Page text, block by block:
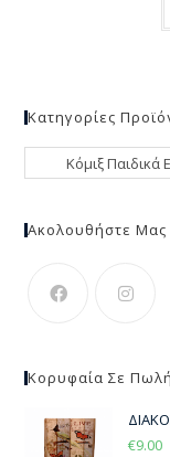
Κατηγορίες
Ακολουθήστε Μας
Κορυφαία Σε
€9.00